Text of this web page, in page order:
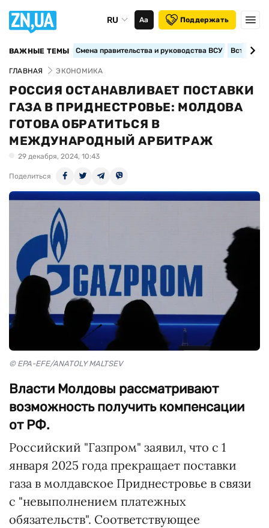
RU Аа Поддержать
ВАЖНЫЕ ТЕМЫ Смена правительства и руководства ВСУ
ГЛАВНАЯ ЭКОНОМИКА
РОССИЯ ОСТАНАВЛИВАЕТ ПОСТАВКИ
ГАЗА В ПРИДНЕСТРОВЬЕ: МОЛДОВА
ГОТОВА ОБРАТИТЬСЯ В
МЕЖДУНАРОДНЫЙ АРБИТРАЖ
29 декабря, 2024, 10:43
Поделиться
© EPA-EFE/ANATOLY MALTSEV
Власти Молдовы рассматривают
возможность получить компенсации
от РФ.
Российский "Газпром" заявил, что с 1
января 2025 года прекращает поставки
газа в молдавское Приднестровье в связи
с "невыполнением платежных
обязательств". Соответствующее